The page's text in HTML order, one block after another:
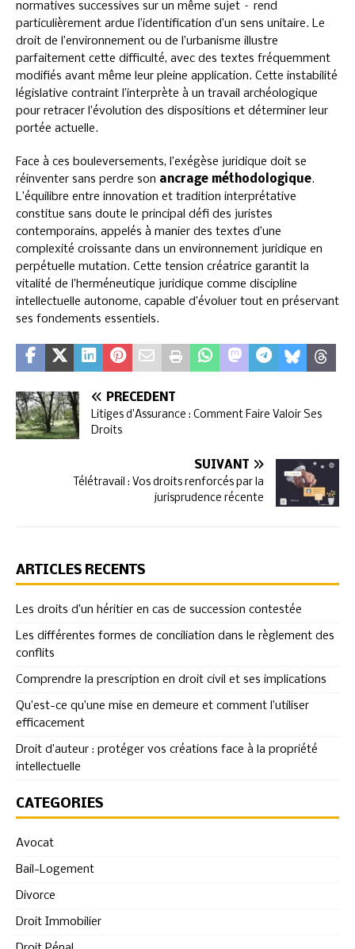
normatives successives sur un même sujet – rend
particulièrement ardue l’identification d’un sens unitaire. Le
droit de l’environnement ou de l’urbanisme illustre
parfaitement cette difficulté, avec des textes fréquemment
modifiés avant même leur pleine application. Cette instabilité
législative contraint l’interprète à un travail archéologique
pour retracer l’évolution des dispositions et déterminer leur
portée actuelle.
Face à ces bouleversements, l’exégèse juridique doit se
réinventer sans perdre son ancrage méthodologique.
L’équilibre entre innovation et tradition interprétative
constitue sans doute le principal défi des juristes
contemporains, appelés à manier des textes d’une
complexité croissante dans un environnement juridique en
perpétuelle mutation. Cette tension créatrice garantit la
vitalité de l’herméneutique juridique comme discipline
intellectuelle autonome, capable d’évoluer tout en préservant
ses fondements essentiels.
PRÉCÉDENT
Litiges d’Assurance : Comment Faire Valoir Ses
Droits
SUIVANT
Télétravail : Vos droits renforcés par la
jurisprudence récente
ARTICLES RÉCENTS
Les droits d’un héritier en cas de succession contestée
Les différentes formes de conciliation dans le règlement des
conflits
Comprendre la prescription en droit civil et ses implications
Qu’est-ce qu’une mise en demeure et comment l’utiliser
efficacement
Droit d’auteur : protéger vos créations face à la propriété
intellectuelle
CATÉGORIES
Avocat
Bail-Logement
Divorce
Droit Immobilier